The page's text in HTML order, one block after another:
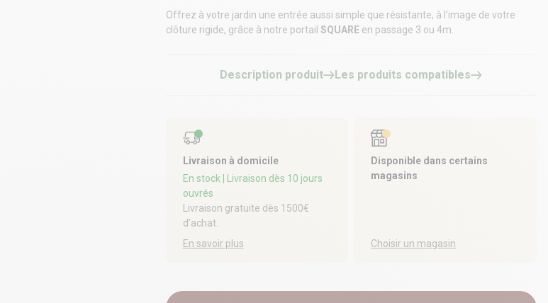
Offrez à votre jardin une entrée aussi simple que résistante, à l'image de votre
clôture rigide, grâce à notre portail SQUAREen passage 3 ou 4m.
Description produit Les produits compatibles
Livraison à domicile
En stock
| Livraison dès 10 jours
ouvrés
Livraison gratuite dès 1500€
d’achat.
En savoir plus
Disponible dans certains
magasins
Choisir un magasin